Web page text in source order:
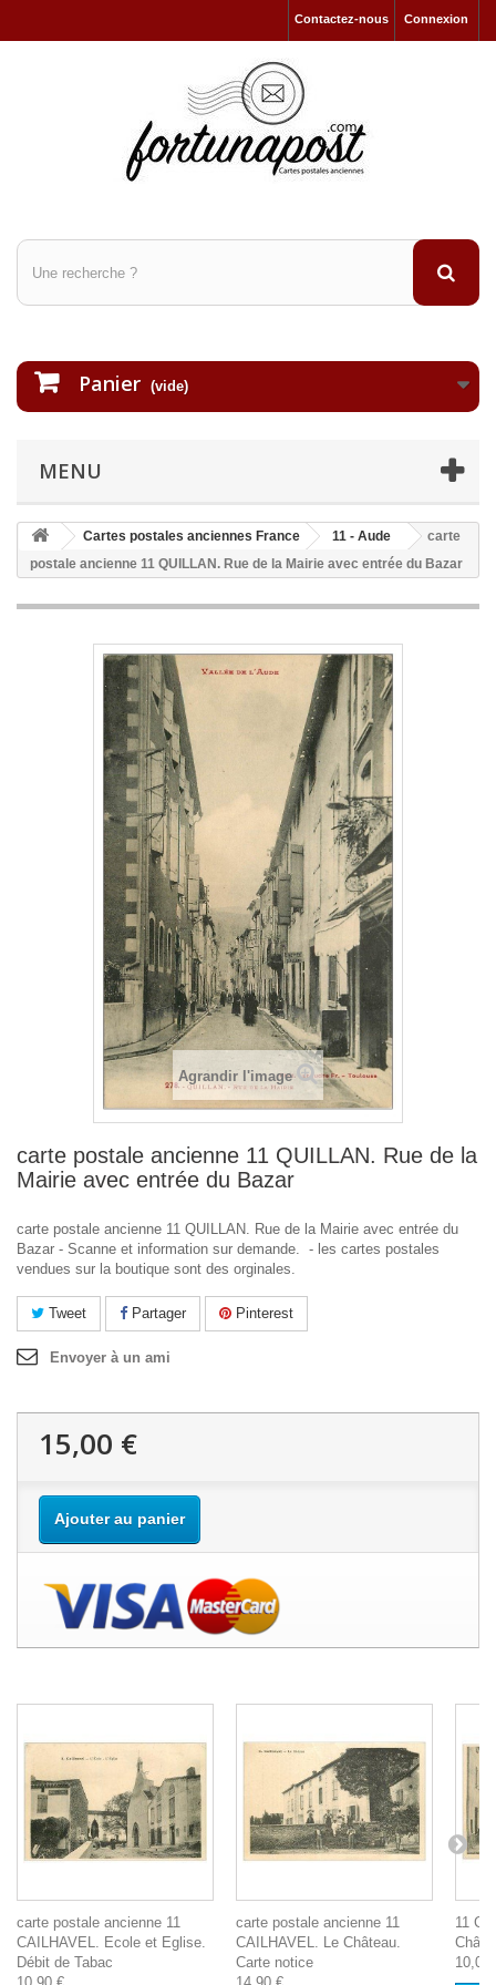
Connexion
Contactez-nous
Panier (vide)
MENU
Cartes postales anciennes France 11 - Aude
carte
postale ancienne 11 QUILLAN. Rue de la Mairie avec entrée du Bazar
Agrandir l'image
carte postale ancienne 11 QUILLAN. Rue de la
Mairie avec entrée du Bazar
carte postale ancienne 11 QUILLAN. Rue de la Mairie avec entrée du
Bazar - Scanne et information sur demande. - les cartes postales
vendues sur la boutique sont des orginales.
Tweet Partager Pinterest
Envoyer à un ami
15,00 €
Ajouter au panier
carte postale ancienne 11
CAILHAVEL. Ecole et Eglise.
Débit de Tabac
carte postale ancienne 11
CAILHAVEL. Le Château.
Carte notice
11
10,00